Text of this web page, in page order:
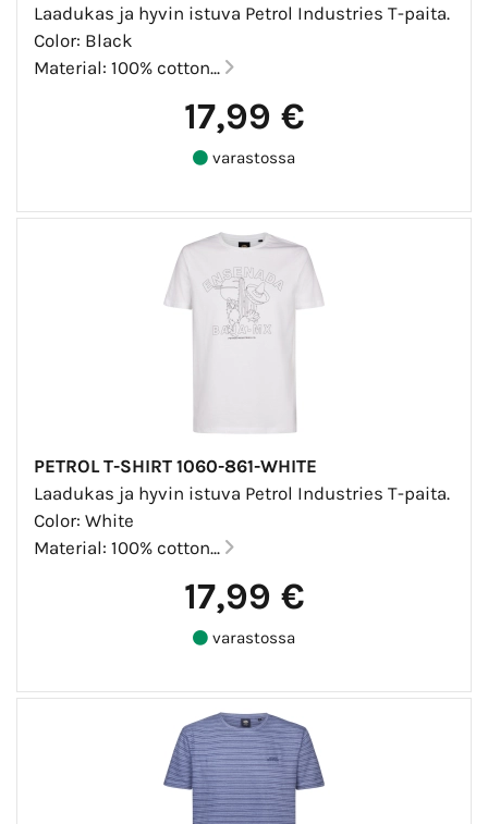
Laadukas ja hyvin istuva Petrol Industries T-paita.
Color: Black
Material: 100% cotton...
17,99 €
varastossa
PETROL T-SHIRT 1060-861-WHITE
Laadukas ja hyvin istuva Petrol Industries T-paita.
Color: White
Material: 100% cotton...
17,99 €
varastossa